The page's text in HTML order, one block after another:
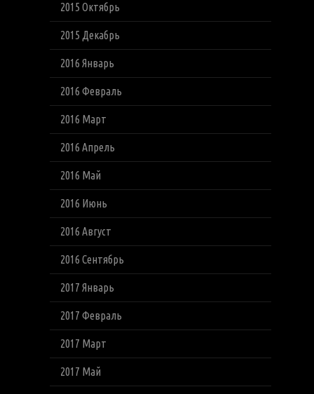
2015 Октябрь
2015 Декабрь
2016 Январь
2016 Февраль
2016 Март
2016 Апрель
2016 Май
2016 Июнь
2016 Август
2016 Сентябрь
2017 Январь
2017 Февраль
2017 Март
2017 Май